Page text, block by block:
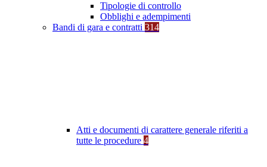
Tipologie di controllo
Obblighi e adempimenti
Bandi di gara e contratti 314
Atti e documenti di carattere generale riferiti a
tutte le procedure 4